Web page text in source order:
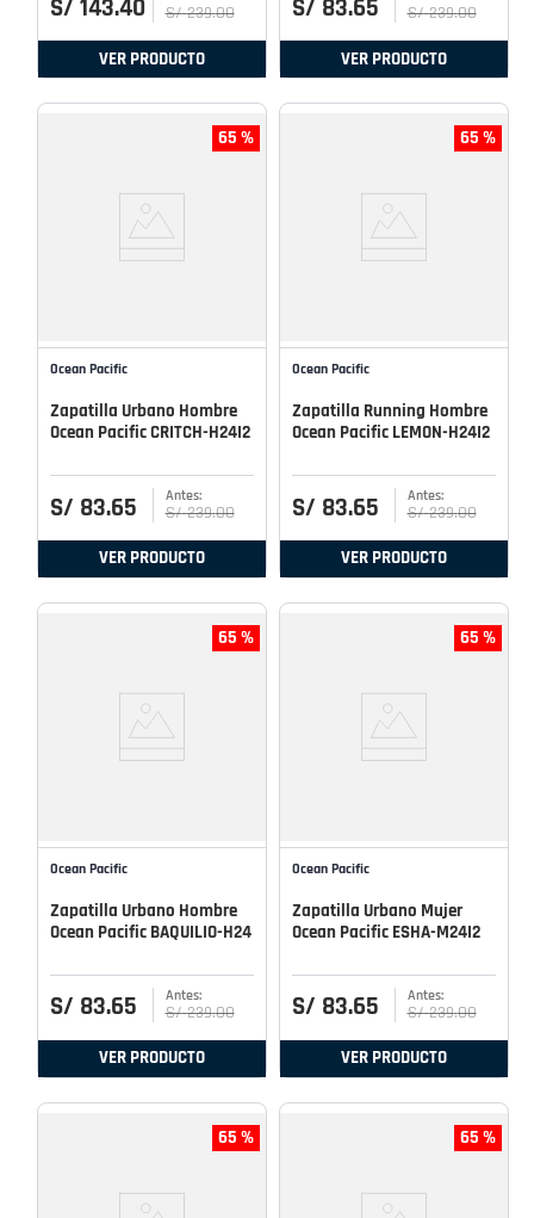
S/ 143.40 S/ 239.00
VER PRODUCTO
S/ 83.65 S/ 239.00
VER PRODUCTO
65 %
Ocean Pacific
Zapatilla Urbano Hombre
Ocean Pacific CRITCH-H24I2
S/ 83.65 S/ 239.00
VER PRODUCTO
65 %
Ocean Pacific
Zapatilla Running Hombre
Ocean Pacific LEMON-H24I2
S/ 83.65 S/ 239.00
VER PRODUCTO
65 %
Ocean Pacific
Zapatilla Urbano Hombre
Ocean Pacific BAQUILIO-H24
S/ 83.65 S/ 239.00
VER PRODUCTO
65 %
Ocean Pacific
Zapatilla Urbano Mujer
Ocean Pacific ESHA-M24I2
S/ 83.65 S/ 239.00
VER PRODUCTO
65 % 65 %